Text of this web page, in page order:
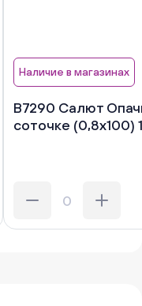
Наличие в магазинах
В7290 Салют
соточке (0,8х100)